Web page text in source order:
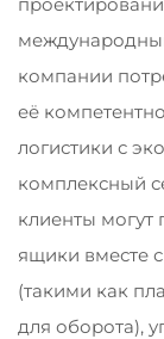
компании
её
логистики с
комплексный
клиенты могут
ящики вместе
(такими как
для оборота),